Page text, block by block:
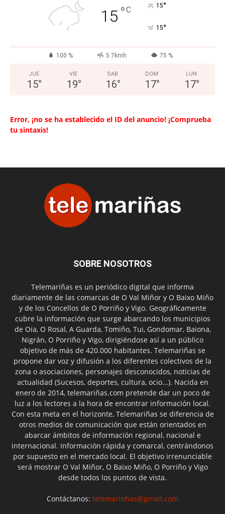
15 °C 15°
15°
100 % 5.7kmh 75 %
JUE
15°
VIE
19°
SAB
16°
DOM
17°
LUN
17°
Error, ¡no se ha establecido el ID del anuncio! ¡Comprueba
tu sintaxis!
SOBRE NOSOTROS
Telemariñas es un periódico digital que informa
diariamente de las comarcas de O Val Miñor y O Baixo Miño
y de los Concellos de O Porriño y Vigo. Geográficamente
cubre la información que surge abarcando los municipios
de Oia, O Rosal, A Guarda, Tomiño, Tui, Gondomar, Baiona,
Nigrán, O Porriño y Vigo, dirigiéndose así a un público
objetivo de más de 420.000 habitantes. Telemariñas se
propone dar voz y difusión a los diferentes colectivos de la
zona o asociaciones, personajes desconocidos, noticias de
actualidad (Sucesos, deportes, cultura, ocio...). Nacida en
enero de 2014, telemariñas.com pretende dar un poco de
luz a los lectores a la hora de encontrar información local.
Con esta meta en el horizonte, Telemariñas se diferencia de
otros medios de comunicación que están orientados en
abarcar ámbitos de información regional, nacional e
internacional. Información rápida y comarcal, centrándonos
por supuesto en el mercado local. El objetivo irrenunciable
será mostrar O Val Miñor, O Baixo Miño, O Porriño y Vigo
desde todos los puntos de vista.
Contáctanos: telemarinhas@gmail.com